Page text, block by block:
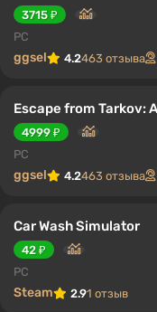
3715 ₽
PC
ggsel 4.2463 отзыва
Escape from Tarkov:
4999 ₽
PC
ggsel 4.2463 отзыва
Car Wash Simulator
42 ₽
PC
Steam 2.91 отзыв